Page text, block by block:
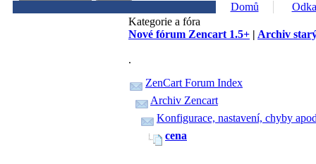
Domů
Kategorie a fóra
Nové fórum Zencart 1.5+ | Archiv
.
ZenCart Forum Index
Archiv Zencart
Konfigurace, nastavení, chyby
cena